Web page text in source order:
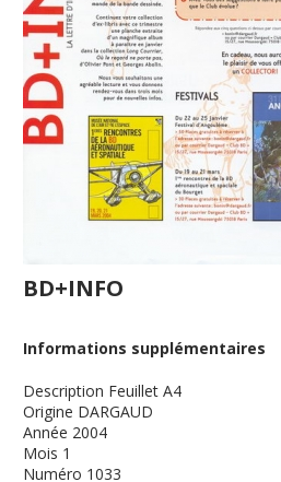
BD+INFO
Informations supplémentaires
Description Feuillet A4
Origine DARGAUD
Année 2004
Mois 1
Numéro 1033